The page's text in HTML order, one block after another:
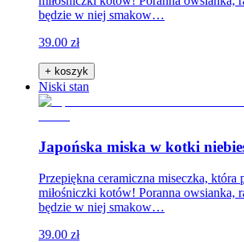
będzie w niej smakow…
39.00 zł
+ koszyk
Niski stan
Japońska miska w kotki
Przepiękna ceramiczna miseczka, która
miłośniczki kotów! Poranna owsianka,
będzie w niej smakow…
39.00 zł